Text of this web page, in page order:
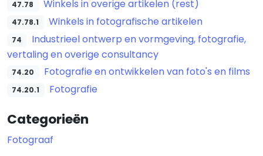
47.78 Winkels in overige artikelen (rest)
47.78.1 Winkels in fotografische artikelen
74
Industrieel ontwerp en vormgeving, fotografie,
vertaling en overige consultancy
74.20 Fotografie en ontwikkelen van foto's en films
74.20.1 Fotografie
Categorieën
Fotograaf